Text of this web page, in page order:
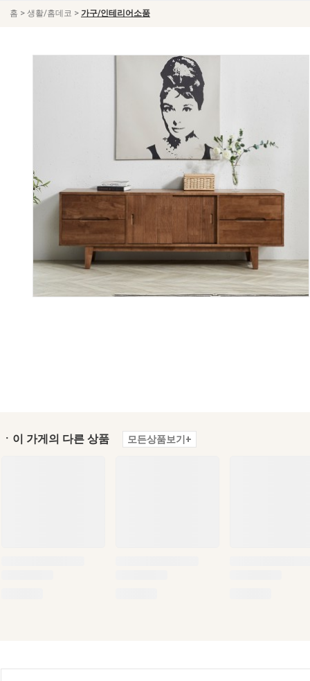
홈 > 생활/홈데코 > 가구/인테리어소품
ㆍ이 가게의 다른 상품 모든상품보기+